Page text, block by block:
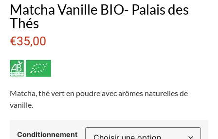
Matcha Vanille BIO- Palais des
Thés
€35,00
Matcha, thé vert en poudre avec arômes naturelles de
vanille.
Conditionnement